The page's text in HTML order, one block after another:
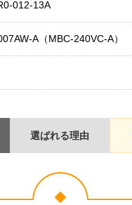
012-13A
A（MBC-240VC-A）
選ばれる理由